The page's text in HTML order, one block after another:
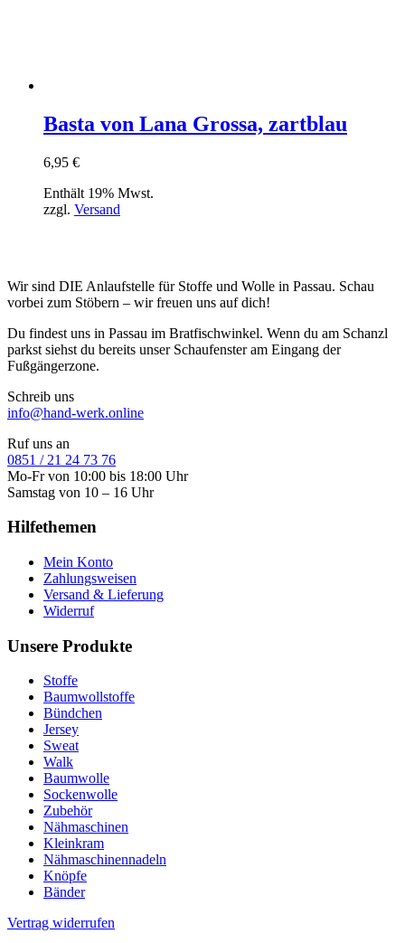
Basta von Lana Grossa, zartblau
6,95 €
Enthält 19% Mwst.
zzgl. Versand
Wir sind DIE Anlaufstelle für Stoffe und Wolle in Passau. Schau
vorbei zum Stöbern – wir freuen uns auf dich!
Du findest uns in Passau im Bratfischwinkel. Wenn du am Schanzl
parkst siehst du bereits unser Schaufenster am Eingang der
Fußgängerzone.
Schreib uns
info@hand-werk.online
Ruf uns an
0851 / 21 24 73 76
Mo-Fr von 10:00 bis 18:00 Uhr
Samstag von 10 – 16 Uhr
Hilfethemen
Mein Konto
Zahlungsweisen
Versand & Lieferung
Widerruf
Unsere Produkte
Stoffe
Baumwollstoffe
Bündchen
Jersey
Sweat
Walk
Baumwolle
Sockenwolle
Zubehör
Nähmaschinen
Kleinkram
Nähmaschinennadeln
Knöpfe
Bänder
Vertrag widerrufen